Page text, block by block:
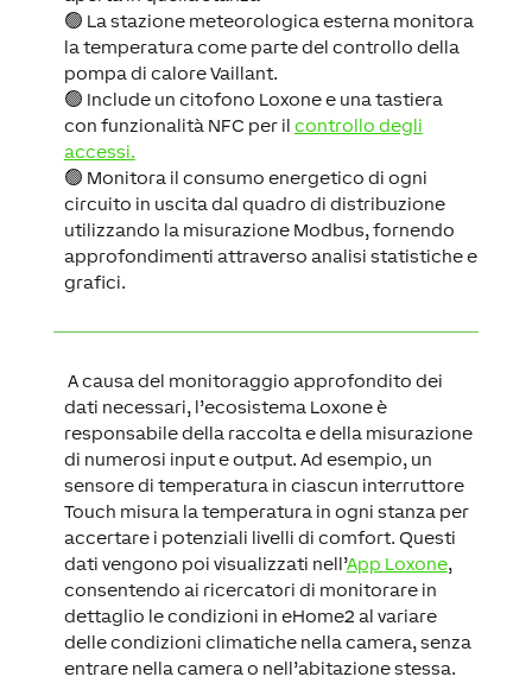
🟢 La stazione meteorologica esterna monitora
la temperatura come parte del controllo della
pompa di calore Vaillant.
🟢 Include un citofono Loxone e una tastiera
con funzionalità NFC per il controllo degli
accessi.
🟢 Monitora il consumo energetico di ogni
circuito in uscita dal quadro di distribuzione
utilizzando la misurazione Modbus, fornendo
approfondimenti attraverso analisi statistiche e
grafici.
A causa del monitoraggio approfondito dei
dati necessari, l’ecosistema Loxone è
responsabile della raccolta e della misurazione
di numerosi input e output. Ad esempio, un
sensore di temperatura in ciascun interruttore
Touch misura la temperatura in ogni stanza per
accertare i potenziali livelli di comfort. Questi
dati vengono poi visualizzati nell’App Loxone,
consentendo ai ricercatori di monitorare in
dettaglio le condizioni in eHome2 al variare
delle condizioni climatiche nella camera, senza
entrare nella camera o nell’abitazione stessa.